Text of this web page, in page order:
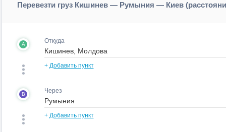
Перевезти груз Кишинев — Румыния — Киев
A Откуда
+ Добавить пункт
B Через
+ Добавить пункт